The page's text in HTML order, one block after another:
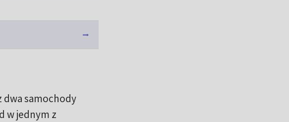
dwa samochody
w jednym z